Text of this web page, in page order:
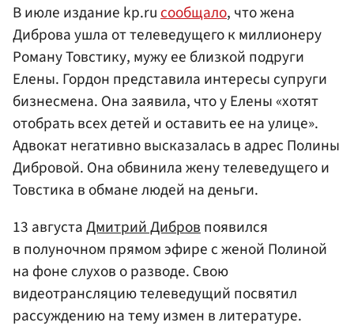
В июле издание kp.ruсообщало, что жена
Диброва ушла от телеведущего к миллионеру
Роману Товстику, мужу ее близкой подруги
Елены. Гордон представила интересы супруги
бизнесмена. Она заявила, что у Елены «хотят
отобрать всех детей и оставить ее на улице».
Адвокат негативно высказалась в адрес Полины
Дибровой. Она обвинила жену телеведущего и
Товстика в обмане людей на деньги.
13 августаДмитрий Дибровпоявился
в полуночном прямом эфире с женой Полиной
на фоне слухов о разводе. Свою
видеотрансляцию телеведущий посвятил
рассуждению на тему измен в литературе.